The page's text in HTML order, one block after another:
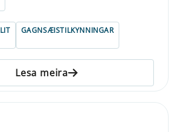
GAGNSÆISTILKYNNINGAR
Lesa meira